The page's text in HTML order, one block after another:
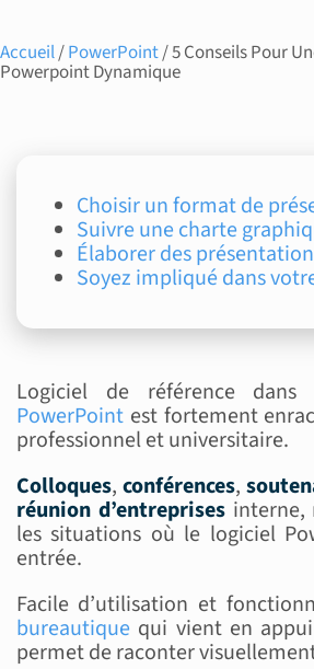
Accueil/PowerPoint/ 5 Conseils Pour
Powerpoint Dynamique
Choisir un format de
Suivre une charte
Élaborer des
Soyez impliqué dans
Logiciel de référence dans
PowerPointest fortement
professionnel et universitaire.
Colloques,conférences,
réunion d’entreprisesinterne,
les situations où le logiciel
entrée.
Facile d’utilisation et
bureautiquequi vient en appui
permet de raconter